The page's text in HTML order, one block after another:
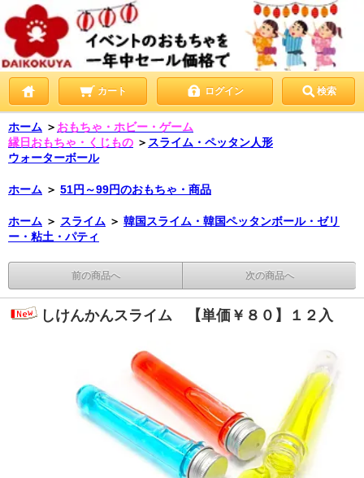
カート ログイン 検索
ホーム ＞ おもちゃ・ホビー・ゲーム
縁日おもちゃ・くじもの ＞ スライム・ペッタン人形
ウォーターボール
ホーム ＞ 51円～99円のおもちゃ・商品
ホーム ＞ スライム ＞ 韓国スライム・韓国ペッタンボール・ゼリ
ー・粘土・パティ
前の商品へ 次の商品へ
しけんかんスライム 【単価￥８０】１２入